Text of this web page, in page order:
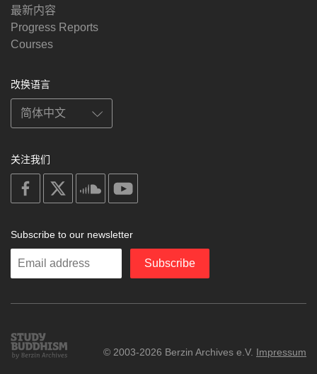
最新内容
Progress Reports
Courses
改换语言
关注我们
on
facebook
soundcloud
Subscribe to our newsletter
Enter
Subscribe
Study
Buddhism
© 2003-2026 Berzin Archives e.V. Impressum